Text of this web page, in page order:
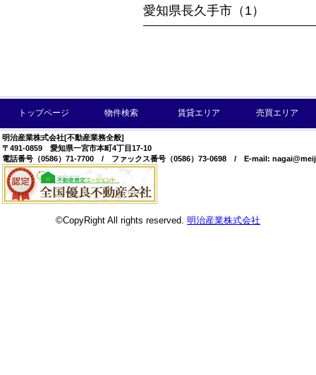
愛知県長久手市（1）
トップページ 物件検索 賃貸エリア 売買エリア
明治産業株式会社[不動産業務全般]
〒491-0859 愛知県一宮市本町4丁目17-10
電話番号（0586）71-7700 / ファックス番号（0586）73-0698 / E-mail:
©CopyRight All rights reserved. 明治産業株式会社